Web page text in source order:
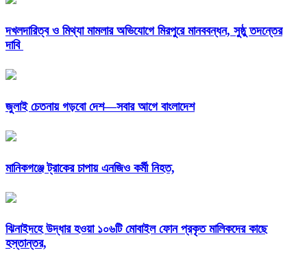
দখলদারিত্ব ও মিথ্যা মামলার অভিযোগে মিরপুরে মানববন্ধন, সুষ্ঠু তদন্তের
দাবি
জুলাই চেতনায় গড়বো দেশ—সবার আগে বাংলাদেশ
মানিকগঞ্জে ট্রাকের চাপায় এনজিও কর্মী নিহত,
ঝিনাইদহে উদ্ধার হওয়া ১০৬টি মোবাইল ফোন প্রকৃত মালিকদের কাছে
হস্তান্তর,